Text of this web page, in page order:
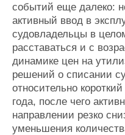
событий еще далеко:
активный ввод в
судовладельцы в
расставаться и с
динамике цен на
решений о списании
относительно
года, после чего
направлении резко
уменьшения